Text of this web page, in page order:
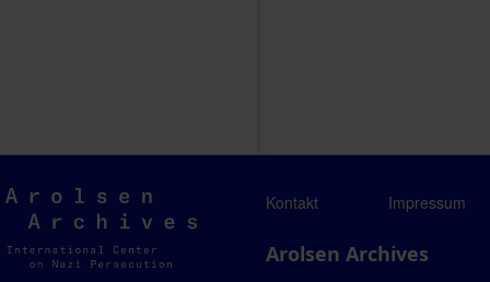
Arolsen
Archives
Kontakt Impressum
Arolsen Archives